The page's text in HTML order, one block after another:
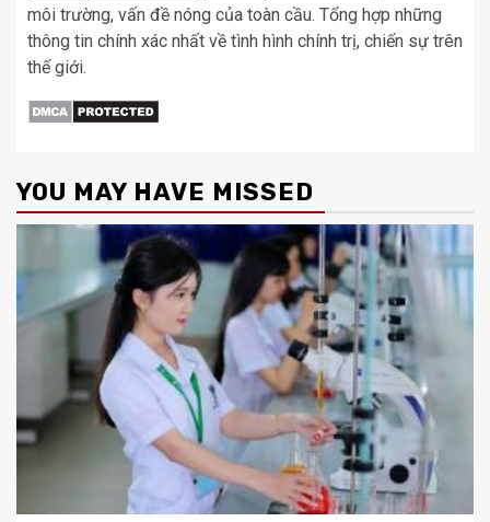
môi trường, vấn đề nóng của toàn cầu. Tổng hợp những
thông tin chính xác nhất về tình hình chính trị, chiến sự trên
thế giới.
YOU MAY HAVE MISSED